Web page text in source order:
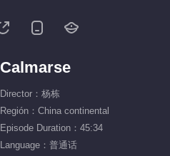
Calmarse
Director：杨栋
Región：China continental
Episode Duration：45:34
Language：普通话